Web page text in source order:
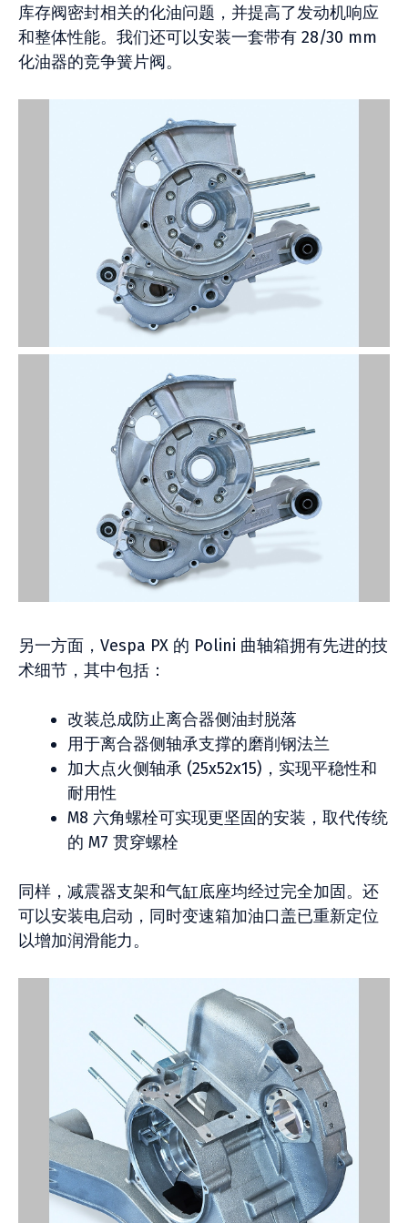
库存阀密封相关的化油问题，并提高了发动机响应
和整体性能。我们还可以安装一套带有 28/30 mm
化油器的竞争簧片阀。
另一方面，Vespa PX 的 Polini 曲轴箱拥有先进的技
术细节，其中包括：
改装总成防止离合器侧油封脱落
用于离合器侧轴承支撑的磨削钢法兰
加大点火侧轴承 (25x52x15)，实现平稳性和
耐用性
M8 六角螺栓可实现更坚固的安装，取代传统
的 M7 贯穿螺栓
同样，减震器支架和气缸底座均经过完全加固。还
可以安装电启动，同时变速箱加油口盖已重新定位
以增加润滑能力。